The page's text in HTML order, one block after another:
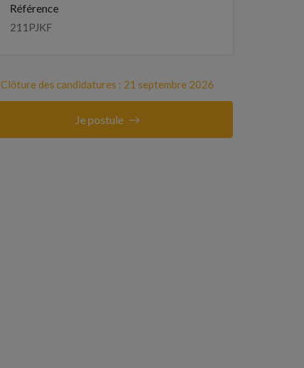
Référence
211PJKF
Clôture des candidatures : 21 septembre 2026
Je postule